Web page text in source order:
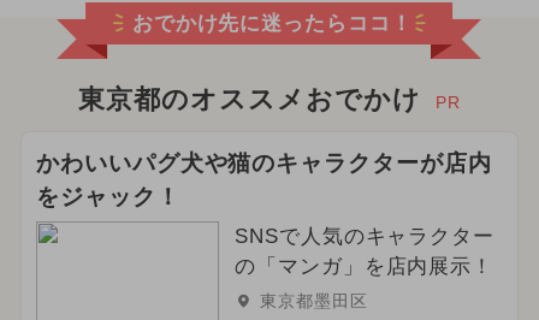
おでかけ先に迷ったらココ！
東京都のオススメおでかけ PR
かわいいパグ犬や猫のキャラクターが店内
をジャック！
SNSで人気のキャラクター
の「マンガ」を店内展示！
東京都墨田区